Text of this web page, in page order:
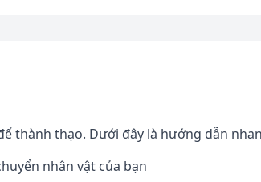
thành thạo. Dưới đây là hướng dẫn
nhân vật của bạn